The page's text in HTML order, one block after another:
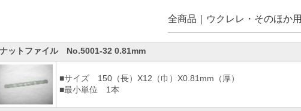
全商品 ウクレレ・そのほか用
ナットファイル No.5001-32 0.81mm
■サイズ 150（長）X12（巾）X0.81mm（厚）
■最小単位 1本